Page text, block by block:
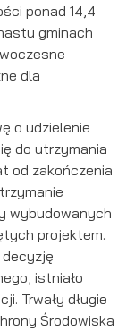
ponad 14,4
gminach
dla
o udzielenie
do utrzymania
od zakończenia
wybudowanych
projektem.
decyzję
istniało
Trwały długie
Środowiska